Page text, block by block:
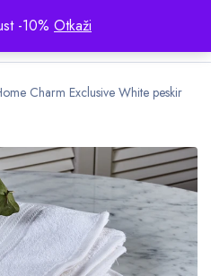
-10% Otkaži
Charm Exclusive White peskir